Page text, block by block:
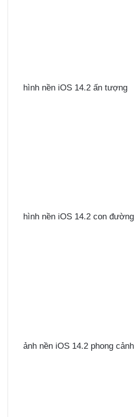
hình nền iOS 14.2 ấn tượng
hình nền iOS 14.2 con đường
ảnh nền iOS 14.2 phong cảnh